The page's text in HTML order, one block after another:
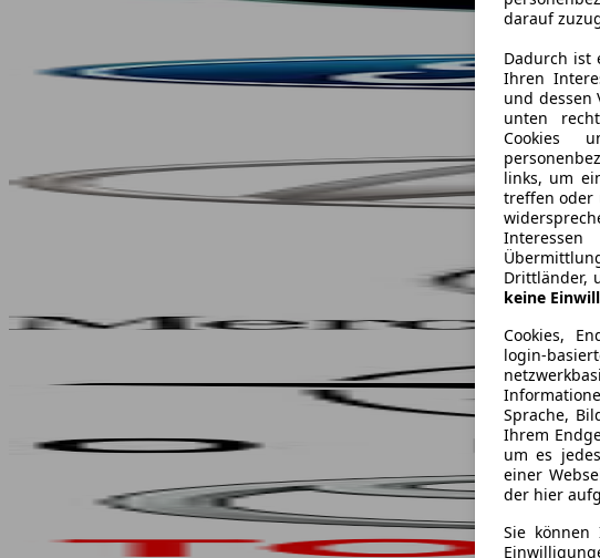
darauf
Dadurch ist
Ihren
und dessen
unten
Cookies
links, um
treffen oder
Drittländer,
keine
Cookies,
login-
Sprache,
Ihrem
um es
einer
der hier
Sie können